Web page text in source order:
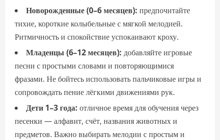
Новорожденные (0–6 месяцев): предпочитайте
тихие, короткие колыбельные с мягкой мелодией.
Ритмичность и спокойствие успокаивают кроху.
Младенцы (6–12 месяцев): добавляйте игровые
песни с простыми словами и повторяющимися
фразами. Не бойтесь использовать пальчиковые игры и
сопровождать пение лёгкими движениями рук.
Дети 1–3 года: отличное время для обучения через
песенки — алфавит, счёт, названия животных и
предметов. Важно выбирать мелодии с простым и